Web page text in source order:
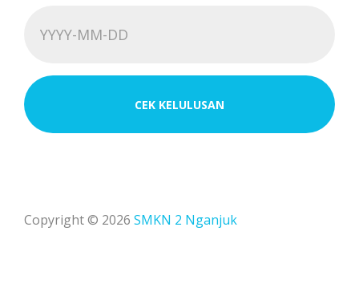
CEK KELULUSAN
Copyright © 2026 SMKN 2 Nganjuk